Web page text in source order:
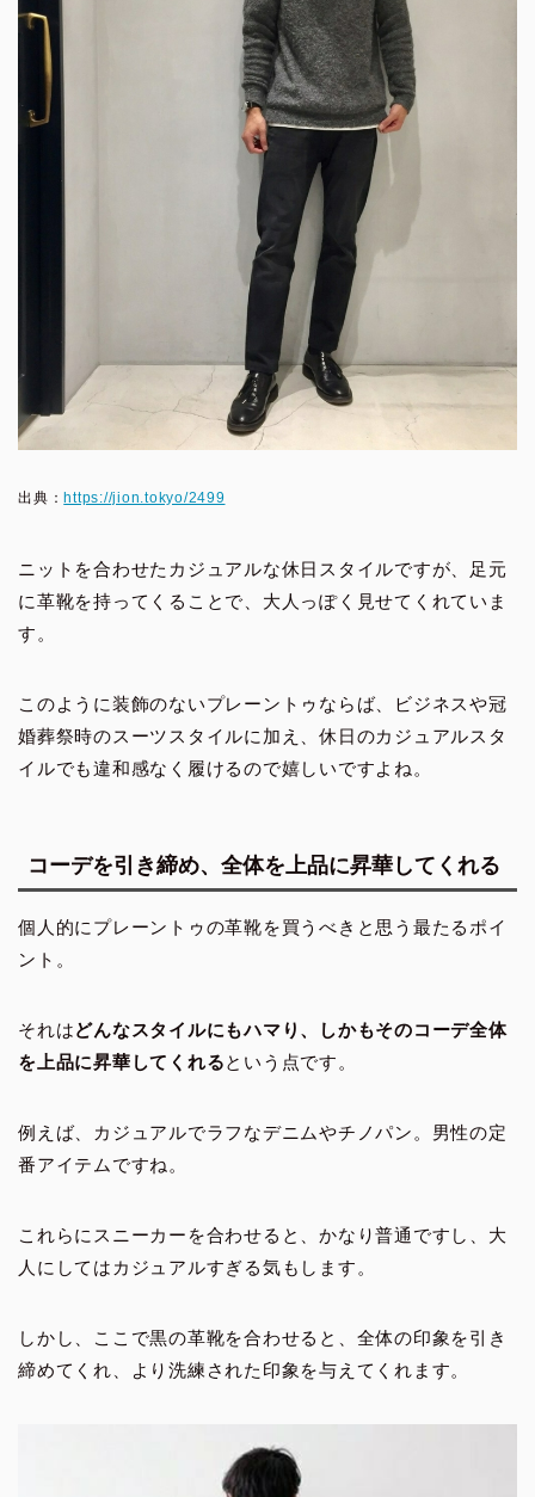
出典： https://jion.tokyo/2499
ニットを合わせたカジュアルな休日スタイルですが、足元
に革靴を持ってくることで、大人っぽく見せてくれていま
す。
このように装飾のないプレーントゥならば、ビジネスや冠
婚葬祭時のスーツスタイルに加え、休日のカジュアルスタ
イルでも違和感なく履けるので嬉しいですよね。
コーデを引き締め、全体を上品に昇華してくれる
個人的にプレーントゥの革靴を買うべきと思う最たるポイ
ント。
それはどんなスタイルにもハマり、しかもそのコーデ全体
を上品に昇華してくれるという点です。
例えば、カジュアルでラフなデニムやチノパン。男性の定
番アイテムですね。
これらにスニーカーを合わせると、かなり普通ですし、大
人にしてはカジュアルすぎる気もします。
しかし、ここで黒の革靴を合わせると、全体の印象を引き
締めてくれ、より洗練された印象を与えてくれます。